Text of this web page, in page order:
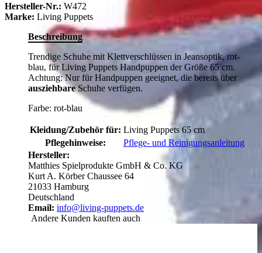
Hersteller-Nr.: W472
Marke: Living Puppets
Beschreibung
Trendige Schuhe mit Klettverschlüssen in Jeansoptik, rot-
blau, für Living Puppets Handpuppen der Größe 65 cm.
Achtung: Nur für Handpuppen geeignet, die bereits über
ausziehbareSchuhe verfügen.
Farbe: rot-blau
Kleidung/Zubehör für: Living Puppets 65 cm
Pflegehinweise:
Pflege- und Reinigungsanleitung
Hersteller:
Matthies Spielprodukte GmbH & Co. KG
Kurt A. Körber Chaussee 64
21033 Hamburg
Deutschland
Email: info@living-puppets.de
Andere Kunden kauften auch